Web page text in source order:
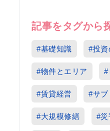
記事をタグから
#基礎知識 #投資
#物件とエリア #
#賃貸経営 #サブ
#大規模修繕 #災